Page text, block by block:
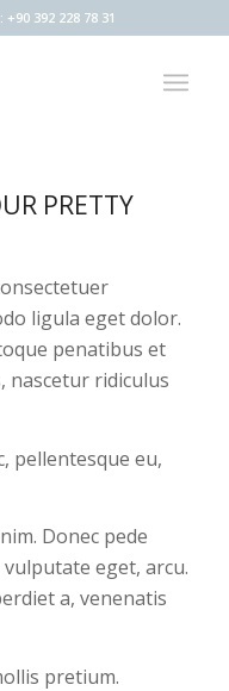
392 228 78 31
PRETTY
ligula eget dolor.
penatibus et
nascetur ridiculus
pellentesque eu,
Donec pede
eget, arcu.
a, venenatis
pretium.